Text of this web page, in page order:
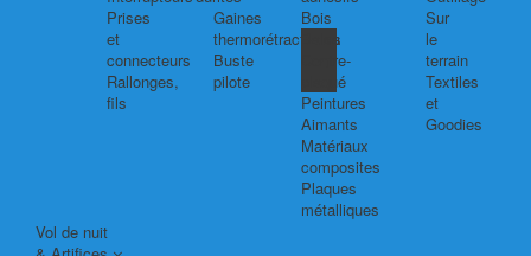
Prises
et
connecteurs
Rallonges,
fils
Gaines
thermorétractables
Buste
pilote
Bois
Balsa
Contre-
plaqué
Peintures
Aimants
Matériaux
composites
Plaques
métalliques
Sur
le
terrain
Textiles
et
Goodies
Vol de nuit